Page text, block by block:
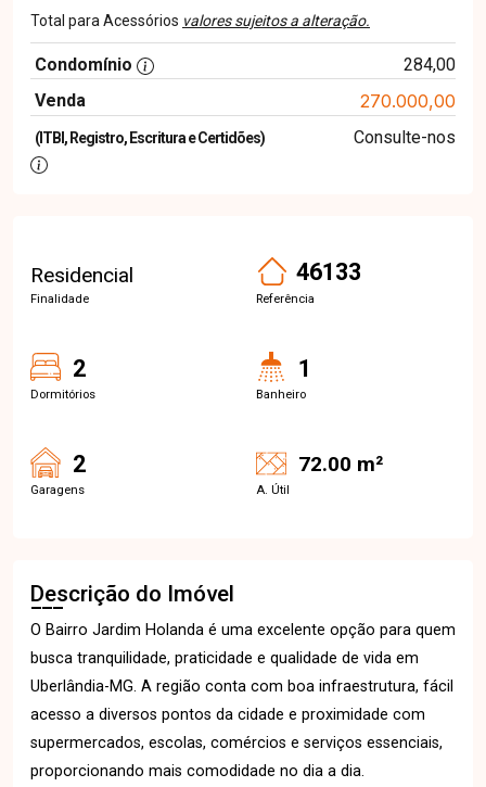
Total para Acessórios valores sujeitos a alteração.
Condomínio
284,00
Venda
270.000,00
(ITBI, Registro, Escritura e Certidões) Consulte-nos
Residencial
Finalidade
46133
Referência
2
Dormitórios
1
Banheiro
2
Garagens
72.00 m²
A. Útil
Descrição do Imóvel
O Bairro Jardim Holanda é uma excelente opção para quem
busca tranquilidade, praticidade e qualidade de vida em
Uberlândia-MG. A região conta com boa infraestrutura, fácil
acesso a diversos pontos da cidade e proximidade com
supermercados, escolas, comércios e serviços essenciais,
proporcionando mais comodidade no dia a dia.